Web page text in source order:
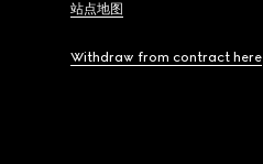
站点地图
Withdraw from contract here